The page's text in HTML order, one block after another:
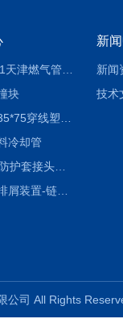
块
冷却管
DGT导管防护套接头形式与参数
数控机床排屑装置-链板式排屑机
新
新闻
技术
限公司 All Rights